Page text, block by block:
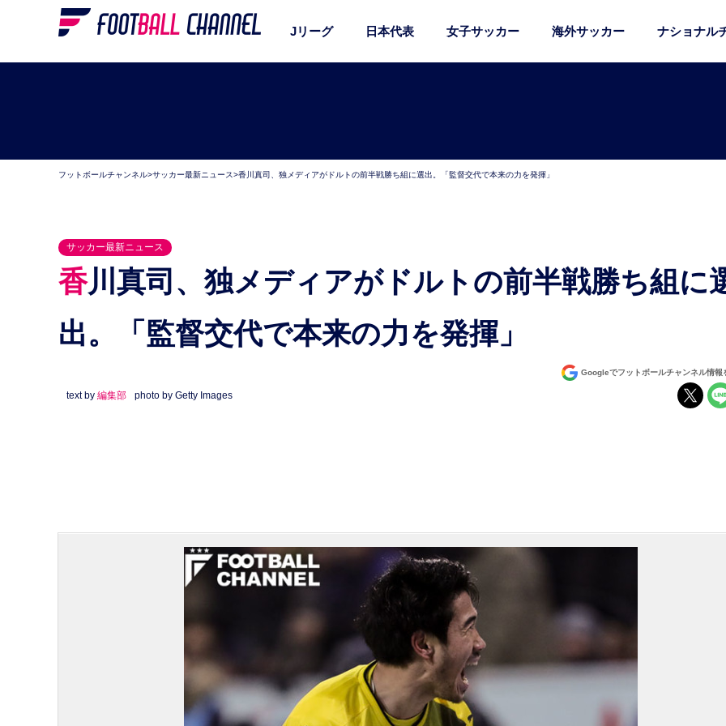
Jリーグ 日本代表 女子サッカー 海外サッカー ナショナル
フットボールチャンネル>サッカー最新ニュース>香川真司、独メディアがドルトの前半戦勝ち組に選出。「監督交代で本来の力を発揮」
サッカー最新ニュース
香川真司、独メディアがドルトの前半戦勝ち組に選
出。「監督交代で本来の力を発揮」
Googleでフットボールチャンネル情報
text by 編集部 photo by Getty Images